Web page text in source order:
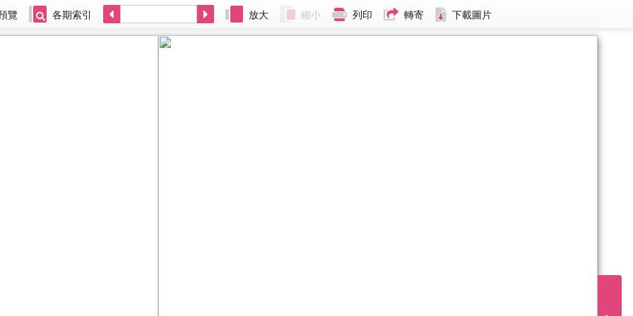
覽 各期索引 放大 縮小 列印 轉寄 下載圖片